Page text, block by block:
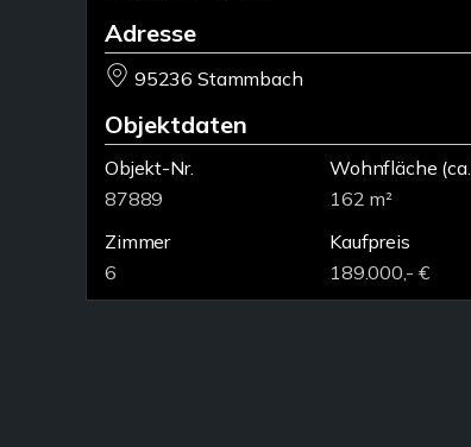
Adresse
95236 Stammbach
Objektdaten
Objekt-Nr.
87889
Wohnfläche
162 m²
Zimmer
6
Kaufpreis
189.000,- €